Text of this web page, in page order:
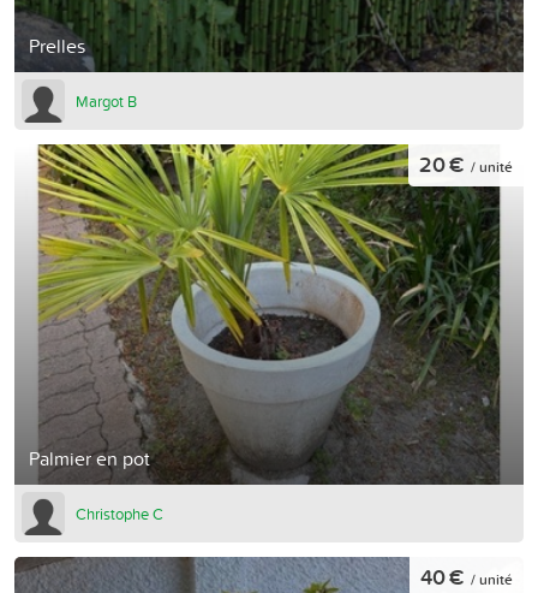
Prelles
Margot B
Palmier en pot
20 € / unité
Christophe C
40 € / unité